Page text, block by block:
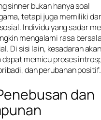
sinner bukan hanya soal
tetapi juga memiliki
Individu yang sadar
mengalami rasa
Di sisi lain, kesadaran akan
dapat memicu proses
dan perubahan positif.
dan